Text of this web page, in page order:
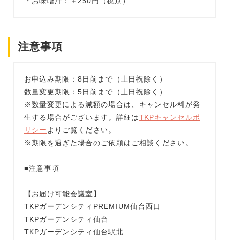
注意事項
お申込み期限：8日前まで（土日祝除く）
数量変更期限：5日前まで（土日祝除く）
※数量変更による減額の場合は、キャンセル料が発
生する場合がございます。詳細はTKPキャンセルポ
リシーよりご覧ください。
※期限を過ぎた場合のご依頼はご相談ください。
■注意事項
【お届け可能会議室】
TKPガーデンシティPREMIUM仙台西口
TKPガーデンシティ仙台
TKPガーデンシティ仙台駅北